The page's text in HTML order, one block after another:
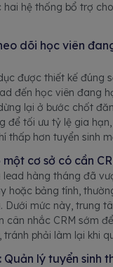
hai hệ thống bổ trợ
dõi học viên
được thiết kế đúng
đến học viên đang
lại ở bước chốt
để tối ưu tỷ lệ gia
thấp hơn tuyển sinh
cơ sở có cần
lead hàng tháng đã
hoặc bảng tính,
Dưới mức này, trung
cân nhắc CRM sớm
tránh phải làm lại khi
Quản lý tuyển sinh